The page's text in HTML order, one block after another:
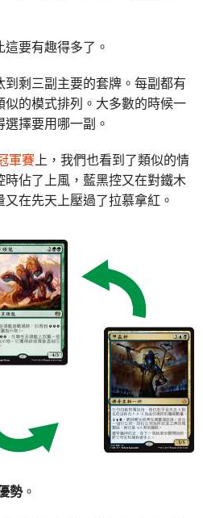
這要有趣得多了。
剩三副主要的套牌。每副都有
的模式排列。大多數的時候一
擇要用哪一副。
軍賽上，我們也看到了類似的情
佔了上風，藍黑控又在對鐵木
在先天上壓過了拉慕拿紅。
勢。